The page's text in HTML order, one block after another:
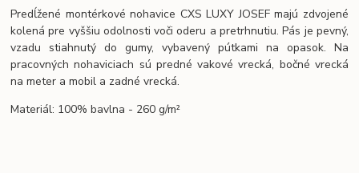
Predĺžené montérkové nohavice CXS LUXY JOSEF majú zdvojené
kolená pre vyššiu odolnosti voči oderu a pretrhnutiu. Pás je pevný,
vzadu stiahnutý do gumy, vybavený pútkami na opasok. Na
pracovných nohaviciach sú predné vakové vrecká, bočné vrecká
na meter a mobil a zadné vrecká.
Materiál: 100% bavlna - 260 g/m²